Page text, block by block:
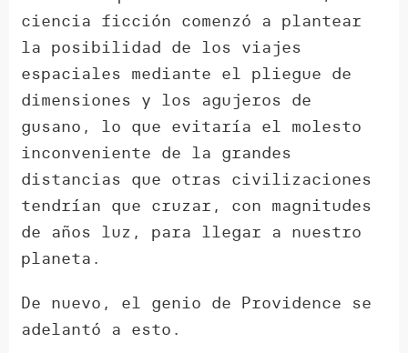
ciencia ficción comenzó a plantear
la posibilidad de los viajes
espaciales mediante el pliegue de
dimensiones y los agujeros de
gusano, lo que evitaría el molesto
inconveniente de la grandes
distancias que otras civilizaciones
tendrían que cruzar, con magnitudes
de años luz, para llegar a nuestro
planeta.
De nuevo, el genio de Providence se
adelantó a esto.